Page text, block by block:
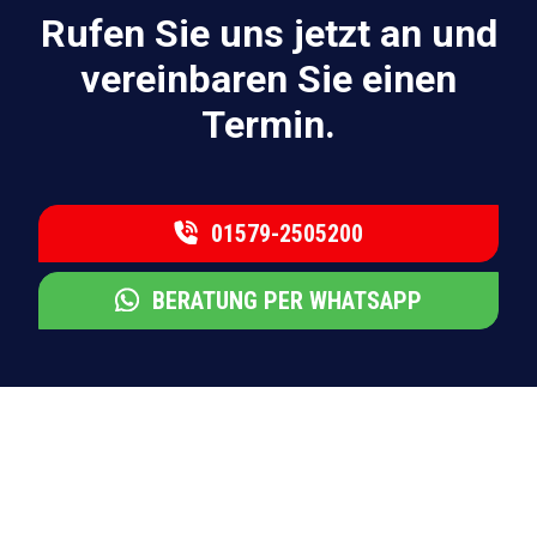
Rufen Sie uns jetzt an und
vereinbaren Sie einen
Termin.
01579-2505200
BERATUNG PER WHATSAPP